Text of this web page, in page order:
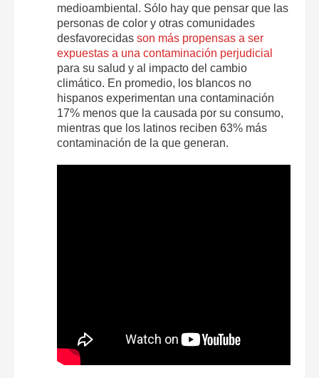
medioambiental. Sólo hay que pensar que las
personas de color y otras comunidades
desfavorecidas son más propensas a ser
expuestas a una contaminación perjudicial
para su salud y al impacto del cambio
climático. En promedio, los blancos no
hispanos experimentan una contaminación
17% menos que la causada por su consumo,
mientras que los latinos reciben 63% más
contaminación de la que generan.